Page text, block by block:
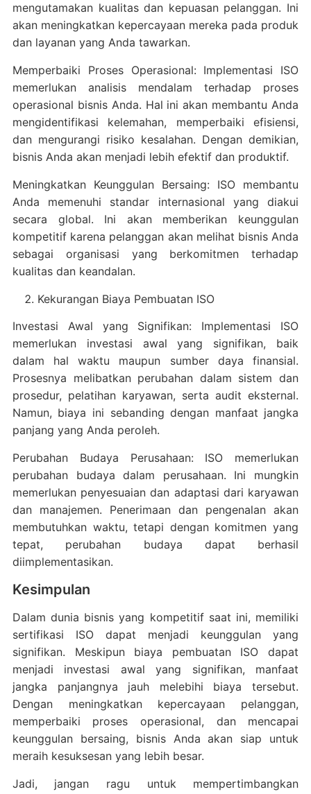
mengutamakan kualitas dan kepuasan pelanggan. Ini
akan meningkatkan kepercayaan mereka pada produk
dan layanan yang Anda tawarkan.
Memperbaiki Proses Operasional: Implementasi ISO
memerlukan analisis mendalam terhadap proses
operasional bisnis Anda. Hal ini akan membantu Anda
mengidentifikasi kelemahan, memperbaiki efisiensi,
dan mengurangi risiko kesalahan. Dengan demikian,
bisnis Anda akan menjadi lebih efektif dan produktif.
Meningkatkan Keunggulan Bersaing: ISO membantu
Anda memenuhi standar internasional yang diakui
secara global. Ini akan memberikan keunggulan
kompetitif karena pelanggan akan melihat bisnis Anda
sebagai organisasi yang berkomitmen terhadap
kualitas dan keandalan.
Kekurangan Biaya Pembuatan ISO
Investasi Awal yang Signifikan: Implementasi ISO
memerlukan investasi awal yang signifikan, baik
dalam hal waktu maupun sumber daya finansial.
Prosesnya melibatkan perubahan dalam sistem dan
prosedur, pelatihan karyawan, serta audit eksternal.
Namun, biaya ini sebanding dengan manfaat jangka
panjang yang Anda peroleh.
Perubahan Budaya Perusahaan: ISO memerlukan
perubahan budaya dalam perusahaan. Ini mungkin
memerlukan penyesuaian dan adaptasi dari karyawan
dan manajemen. Penerimaan dan pengenalan akan
membutuhkan waktu, tetapi dengan komitmen yang
tepat, perubahan budaya dapat berhasil
diimplementasikan.
Kesimpulan
Dalam dunia bisnis yang kompetitif saat ini, memiliki
sertifikasi ISO dapat menjadi keunggulan yang
signifikan. Meskipun biaya pembuatan ISO dapat
menjadi investasi awal yang signifikan, manfaat
jangka panjangnya jauh melebihi biaya tersebut.
Dengan meningkatkan kepercayaan pelanggan,
memperbaiki proses operasional, dan mencapai
keunggulan bersaing, bisnis Anda akan siap untuk
meraih kesuksesan yang lebih besar.
Jadi, jangan ragu untuk mempertimbangkan